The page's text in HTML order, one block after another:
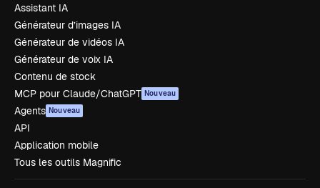
Assistant IA
Générateur d’images IA
Générateur de vidéos IA
Générateur de voix IA
Contenu de stock
MCP pour Claude/ChatGPT Nouveau
Agents Nouveau
API
Application mobile
Tous les outils Magnific